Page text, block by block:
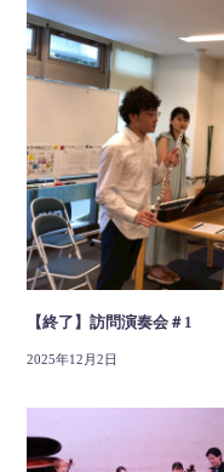
【終了】訪問演奏会＃1
2025年12月2日